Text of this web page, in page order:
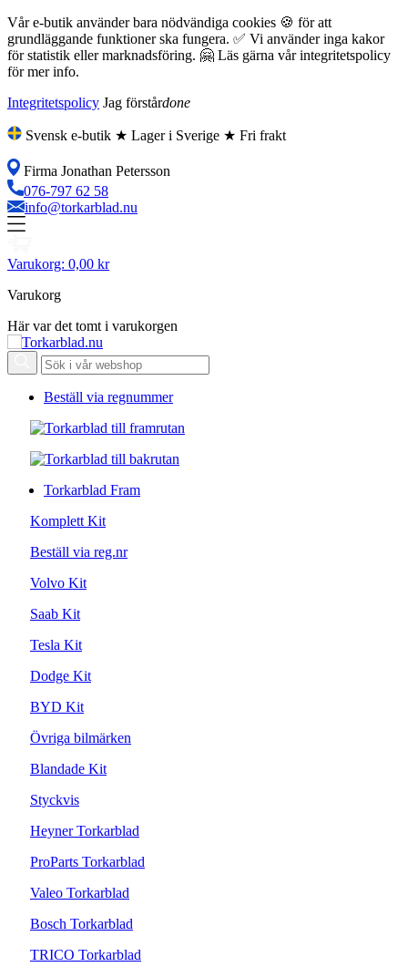
Vår e-butik använder bara nödvändiga cookies 🍪 för att
grundläggande funktioner ska fungera. ✅ Vi använder inga kakor
för statistik eller marknadsföring. 🤗 Läs gärna vår integritetspolicy
för mer info.
Integritetspolicy Jag förstårdone
Svensk e-butik ★ Lager i Sverige ★ Fri frakt
Firma Jonathan Petersson
076-797 62 58
info@torkarblad.nu
Varukorg: 0,00 kr
Varukorg
Här var det tomt i varukorgen
Beställ via regnummer
Torkarblad Fram
Komplett Kit
Beställ via reg.nr
Volvo Kit
Saab Kit
Tesla Kit
Dodge Kit
BYD Kit
Övriga bilmärken
Blandade Kit
Styckvis
Heyner Torkarblad
ProParts Torkarblad
Valeo Torkarblad
Bosch Torkarblad
TRICO Torkarblad